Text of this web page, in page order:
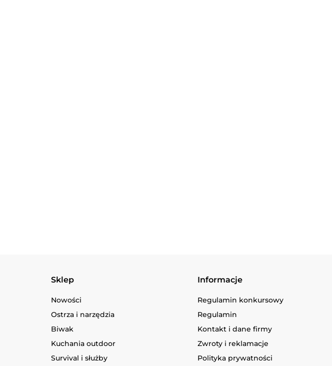
Sklep
Nowości
Ostrza i narzędzia
Biwak
Kuchania outdoor
Survival i służby
Informacje
Regulamin konkursowy
Regulamin
Kontakt i dane firmy
Zwroty i reklamacje
Polityka prywatności